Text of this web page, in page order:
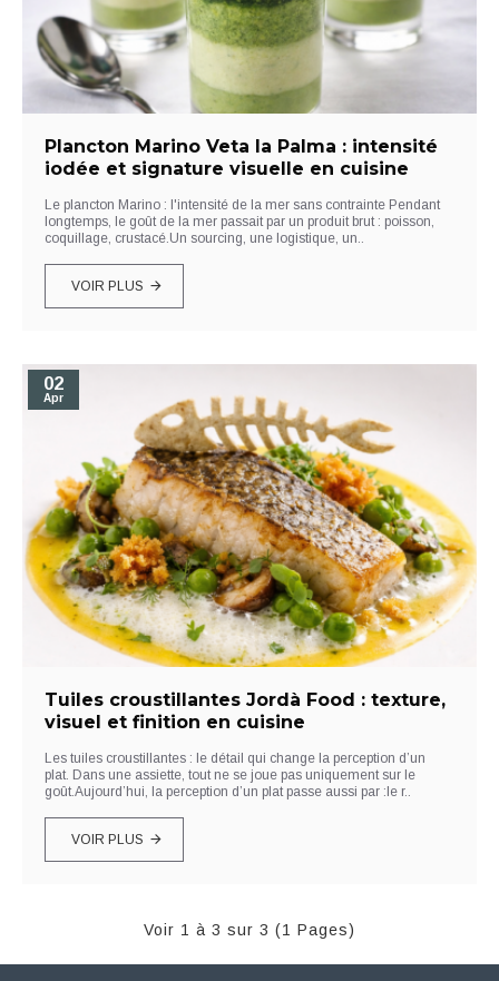
Plancton Marino Veta la Palma : intensité
iodée et signature visuelle en cuisine
Le plancton Marino : l'intensité de la mer sans contrainte Pendant
longtemps, le goût de la mer passait par un produit brut : poisson,
coquillage, crustacé.Un sourcing, une logistique, un..
VOIR PLUS
02
Apr
Tuiles croustillantes Jordà Food : texture,
visuel et finition en cuisine
Les tuiles croustillantes : le détail qui change la perception d’un
plat. Dans une assiette, tout ne se joue pas uniquement sur le
goût.Aujourd’hui, la perception d’un plat passe aussi par :le r..
VOIR PLUS
Voir 1 à 3 sur 3 (1 Pages)